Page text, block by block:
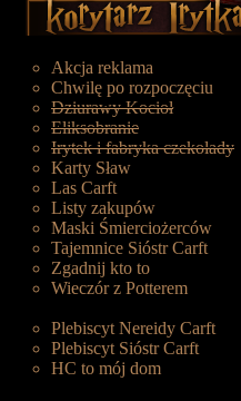
Akcja reklama
Chwilę po rozpoczęciu
Dziurawy Kocioł
Eliksobranie
Irytek i fabryka czekolady
Karty Sław
Las Carft
Listy zakupów
Maski Śmierciożerców
Tajemnice Sióstr Carft
Zgadnij kto to
Wieczór z Potterem
Plebiscyt Nereidy Carft
Plebiscyt Sióstr Carft
HC to mój dom